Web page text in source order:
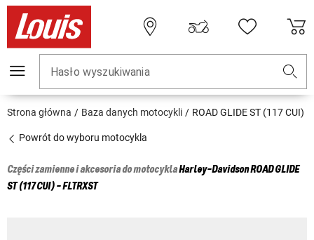
Hasło wyszukiwania
Strona główna Baza danych motocykli ROAD GLIDE ST (117 CUI)
Powrót do wyboru motocykla
Części zamienne i akcesoria do motocyklaHarley-DavidsonROAD GLIDE
ST (117 CUI) - FLTRXST